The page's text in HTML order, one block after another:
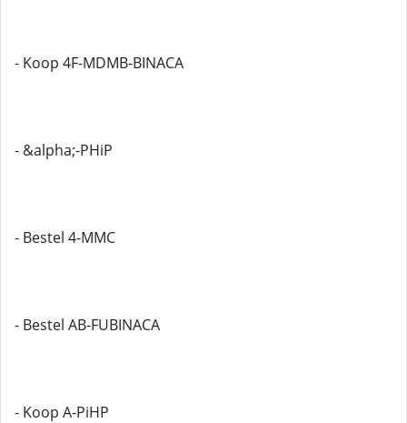
- Koop 4F-MDMB-BINACA
- &alpha;-PHiP
- Bestel 4-MMC
- Bestel AB-FUBINACA
- Koop A-PiHP